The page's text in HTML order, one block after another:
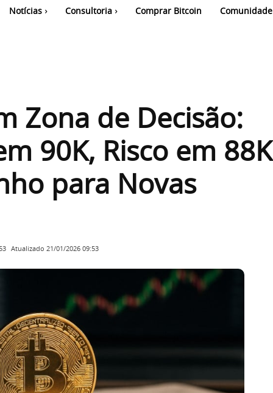
Notícias Consultoria Comprar Bitcoin Comunidade
Zona de Decisão:
90K, Risco em 88K
para Novas
Atualizado 21/01/2026 09:53